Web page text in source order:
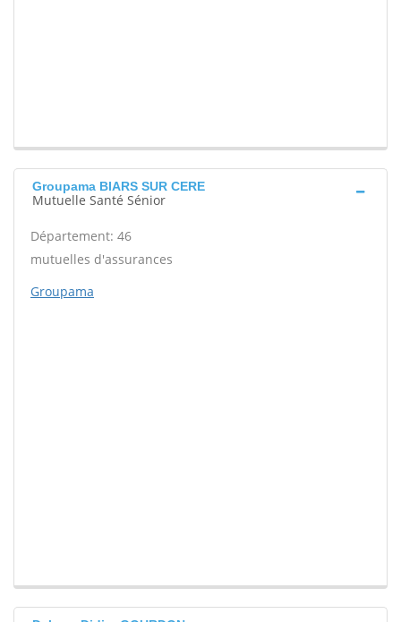
Groupama BIARS SUR CERE
Mutuelle Santé Sénior
Département: 46
mutuelles d'assurances
Groupama